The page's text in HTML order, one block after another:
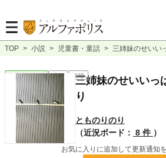
TOP > 小説 > 児童書・童話 > 三姉妹のせいい
児童書・童話 完結 短編
三姉妹のせいい
り
とものりのり
（近況ボード： 8 件 ）
お気に入りに追加して更新通知